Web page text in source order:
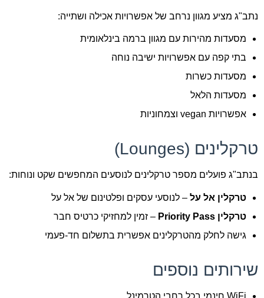
נתב"ג מציע מגוון נרחב של אפשרויות אכילה ושתייה:
מסעדות מהירות עם מגוון ברמה בינלאומית
בתי קפה עם אפשרויות ישיבה נוחה
מסעדות כשרות
מסעדות הלאל
אפשרויות vegan וצמחוניות
טרקלינים (Lounges)
בנתב"ג פועלים מספר טרקלינים לנוסעים המחפשים שקט ונוחות:
טרקלין אל על – לנוסעי עסקים ופלטינום של אל על
טרקלין Priority Pass
– זמין למחזיקי כרטיס חבר
גישה לחלק מהטרקלינים אפשרית בתשלום חד-פעמי
שירותים נוספים
WiFi חינמי בכל רחבי הטרמינל